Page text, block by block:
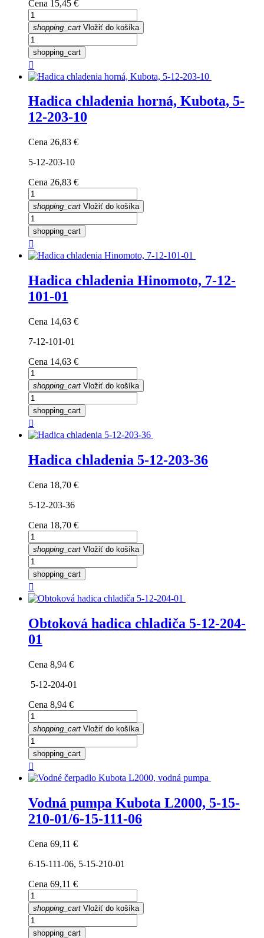
Cena 15,45 €
shopping_cart Vložiť do košíka
shopping_cart

Hadica chladenia horná, Kubota, 5-
12-203-10
Cena 26,83 €
5-12-203-10
Cena 26,83 €
shopping_cart Vložiť do košíka
shopping_cart

Hadica chladenia Hinomoto, 7-12-
101-01
Cena 14,63 €
7-12-101-01
Cena 14,63 €
shopping_cart Vložiť do košíka
shopping_cart

Hadica chladenia 5-12-203-36
Cena 18,70 €
5-12-203-36
Cena 18,70 €
shopping_cart Vložiť do košíka
shopping_cart

Obtoková hadica chladiča 5-12-204-
01
Cena 8,94 €
5-12-204-01
Cena 8,94 €
shopping_cart Vložiť do košíka
shopping_cart

Vodná pumpa Kubota L2000, 5-15-
210-01/6-15-111-06
Cena 69,11 €
6-15-111-06, 5-15-210-01
Cena 69,11 €
shopping_cart Vložiť do košíka
shopping_cart